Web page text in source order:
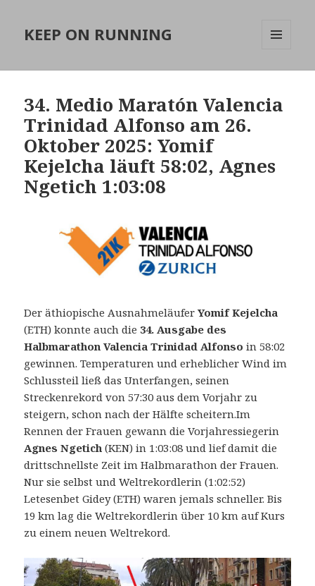
KEEP ON RUNNING
34. Medio Maratón Valencia
Trinidad Alfonso am 26.
Oktober 2025: Yomif
Kejelcha läuft 58:02, Agnes
Ngetich 1:03:08
Der äthiopische AusnahmeläuferYomif Kejelcha
(ETH) konnte auch die 34. Ausgabe des
Halbmarathon Valencia Trinidad Alfonso in 58:02
gewinnen. Temperaturen und erheblicher Wind im
Schlussteil ließ das Unterfangen, seinen
Streckenrekord von 57:30 aus dem Vorjahr zu
steigern, schon nach der Hälfte scheitern.Im
Rennen der Frauen gewann die Vorjahressiegerin
Agnes Ngetich (KEN) in 1:03:08 und lief damit die
drittschnellste Zeit im Halbmarathon der Frauen.
Nur sie selbst und Weltrekordlerin (1:02:52)
Letesenbet Gidey (ETH) waren jemals schneller. Bis
19 km lag die Weltrekordlerin über 10 km auf Kurs
zu einem neuen Weltrekord.